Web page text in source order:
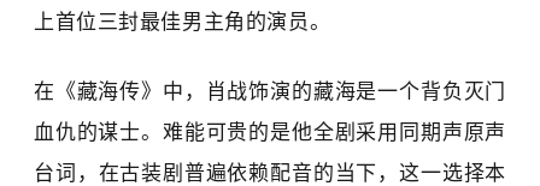
上首位三封最佳男主角 的演员。
在《藏海传》中， 肖战饰演的藏海是一个背负灭门
血仇的谋士。难能可贵的是他全剧采用同期声原声
台词 ， 在古装剧普遍依赖配音的当下，这一选择本